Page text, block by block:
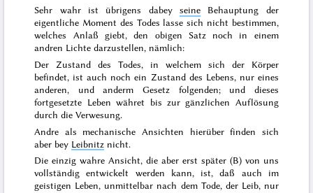
Sehr wahr ist übrigens dabeyseine Behauptung der
eigentliche Moment des Todes lasse sich nicht bestimmen,
welches Anlaß giebt, den obigen Satz noch in einem
andren Lichte darzustellen, nämlich:
Der Zustand des Todes, in welchem sich der Körper
befindet, istauch noch ein Zustand des Lebens, nur eines
anderen, und anderm Gesetz folgenden; und dieses
fortgesetzte Leben währet bis zur gänzlichen Auflösung
durch die Verwesung.
Andre als mechanische Ansichten hierüber finden sich
aber bey Leibnitz nicht.
Die einzig wahre Ansicht, die aber erst später (B) von uns
vollständig entwickelt werden kann, ist, daß auch im
geistigen Leben, unmittelbar nach dem Tode, der Leib, nur